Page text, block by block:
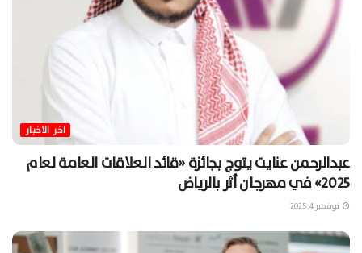
اخر الاخبار
عبدالرحمن عنايت يتوج بجائزة «قائد العلاقات العامة لعام
2025» في مهرجان أثر بالرياض
نوفمبر 4, 2025